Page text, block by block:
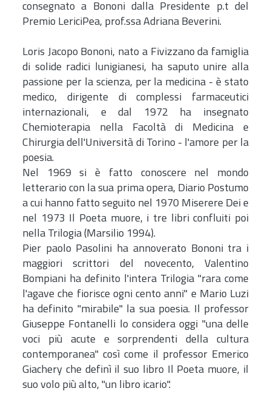
consegnato a Bononi dalla Presidente p.t del
Premio LericiPea, prof.ssa Adriana Beverini.
Loris Jacopo Bononi, nato a Fivizzano da famiglia
di solide radici lunigianesi, ha saputo unire alla
passione per la scienza, per la medicina - è stato
medico, dirigente di complessi farmaceutici
internazionali, e dal 1972 ha insegnato
Chemioterapia nella Facoltà di Medicina e
Chirurgia dell'Università di Torino - l'amore per la
poesia.
Nel 1969 si è fatto conoscere nel mondo
letterario con la sua prima opera, Diario Postumo
a cui hanno fatto seguito nel 1970 Miserere Dei e
nel 1973 Il Poeta muore, i tre libri confluiti poi
nella Trilogia (Marsilio 1994).
Pier paolo Pasolini ha annoverato Bononi tra i
maggiori scrittori del novecento, Valentino
Bompiani ha definito l'intera Trilogia "rara come
l'agave che fiorisce ogni cento anni" e Mario Luzi
ha definito "mirabile" la sua poesia. Il professor
Giuseppe Fontanelli lo considera oggi "una delle
voci più acute e sorprendenti della cultura
contemporanea" così come il professor Emerico
Giachery che definì il suo libro Il Poeta muore, il
suo volo più alto, "un libro icario".